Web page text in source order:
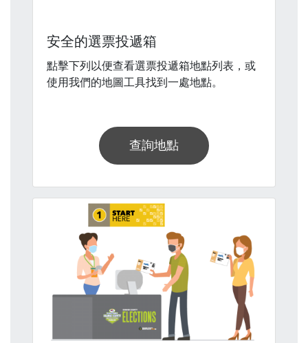
安全的選票投遞箱
點擊下列以便查看選票投遞箱地點列表，或
使用我們的地圖工具找到一處地點。
查詢地點